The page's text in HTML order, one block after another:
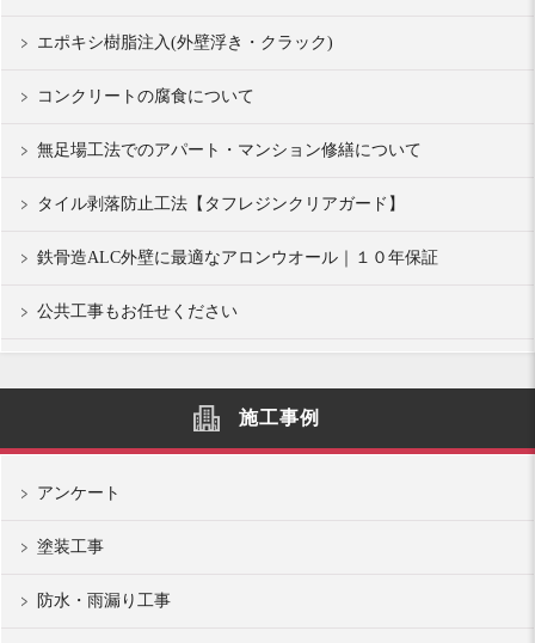
エポキシ樹脂注入(外壁浮き・クラック)
コンクリートの腐食について
無足場工法でのアパート・マンション修繕について
タイル剥落防止工法【タフレジンクリアガード】
鉄骨造ALC外壁に最適なアロンウオール｜１０年保証
公共工事もお任せください
施工事例
アンケート
塗装工事
防水・雨漏り工事